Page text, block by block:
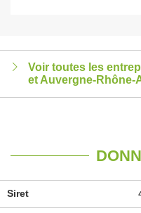
Voir toutes les
et Auvergne-Rhône-
Siret